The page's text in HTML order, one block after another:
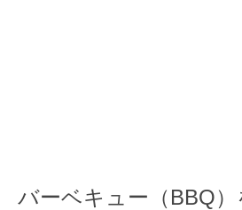
バーベキュー（BBQ